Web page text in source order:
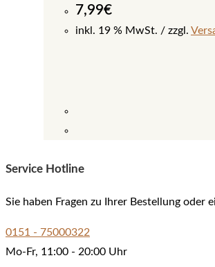
7,99€
inkl. 19 % MwSt. zzgl.
Service Hotline
Sie haben Fragen zu Ihrer Bestellung oder
0151 - 75000322
Mo-Fr, 11:00 - 20:00 Uhr